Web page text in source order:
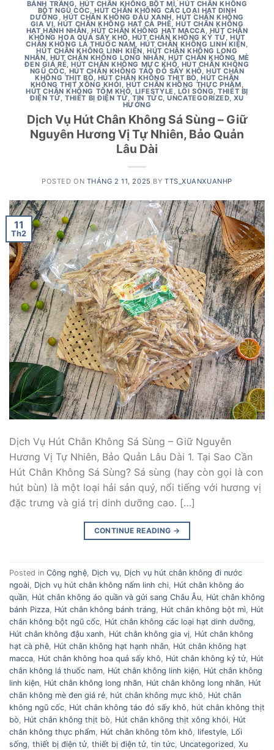
BÁNH TRÁNG, HÚT CHÂN KHÔNG BỘT MÌ,HÚT CHÂN KHÔNG
BỘT NGŨ CỐC,HÚT CHÂN KHÔNG CÁC LOẠI HẠT DINH
DƯỠNG ,HÚT CHÂN KHÔNG ĐẬU XANH,HÚT CHÂN KHÔNG
GIA VỊ,HÚT CHÂN KHÔNG HẠT CÀ PHÊ,HÚT CHÂN KHÔNG
HẠT HẠNH NHÂN,HÚT CHÂN KHÔNG HẠT MACCA, HÚT CHÂN
KHÔNG HOA QUẢ SẤY KHÔ, HÚT CHÂN KHÔNG KỶ TỬ,HÚT
CHÂN KHÔNG LÁ THUỐC NAM, HÚT CHÂN KHÔNG LINH KIỆN,
HÚT CHÂN KHÔNG LINH KIỆN, HÚT CHÂN KHÔNG LONG
NHÃN, HÚT CHÂN KHÔNG LONG NHÃN,HÚT CHÂN KHÔNG MÈ
ĐEN GIÁ RẺ,HÚT CHÂN KHÔNG MỰC KHÔ, HÚT CHÂN KHÔNG
NGŨ CỐC, HÚT CHÂN KHÔNG TÁO ĐỎ SẤY KHÔ, HÚT CHÂN
KHÔNG THỊT BÒ, HÚT CHÂN KHÔNG THỊT BÒ,HÚT CHÂN
KHÔNG THỊT XÔNG KHÓI,HÚT CHÂN KHÔNG THỰC PHẨM,
HÚT CHÂN KHÔNG TÔM KHÔ, LIFESTYLE, LỐI SỐNG,THIẾT BỊ
ĐIỆN TỬ,THIẾT BỊ ĐIỆN TỬ,TIN TỨC,UNCATEGORIZED, XU
HƯỚNG
Dịch Vụ Hút Chân Không Sá Sùng – Giữ
Nguyên Hương Vị Tự Nhiên, Bảo Quản
Lâu Dài
POSTED ON THÁNG 2 11, 2025 BY TTS_XUANXUANHP
11
Th2
Dịch Vụ Hút Chân Không Sá Sùng – Giữ Nguyên
Hương Vị Tự Nhiên, Bảo Quản Lâu Dài 1. Tại Sao Cần
Hút Chân Không Sá Sùng? Sá sùng (hay còn gọi là con
hút bùn) là một loại hải sản quý, nổi tiếng với hương vị
đặc trưng và giá trị dinh dưỡng cao. […]
CONTINUE READING →
Posted in Công nghệ Dịch vụ Dịch vụ hút chân không đi nước
ngoài Dịch vụ hút chân không nấm linh chi Hút chân không áo
quần Hút chân không áo quần và gửi sang Châu Âu Hút chân không
bánh Pizza Hút chân không bánh tráng Hút chân không bột mì
Hút
chân không bột ngũ cốc Hút chân không các loại hạt dinh dưỡng
Hút chân không đậu xanh
Hút chân không gia vị Hút chân không
hạt cà phê Hút chân không hạt hạnh nhân Hút chân không hạt
macca Hút chân không hoa quả sấy khô Hút chân không kỷ tử Hút
chân không lá thuốc nam Hút chân không linh kiện Hút chân không
linh kiện Hút chân không long nhãn Hút chân không long nhãn Hút
chân không mè đen giá rẻ hút chân không mực khô
Hút chân
không ngũ cốc Hút chân không táo đỏ sấy khô
hút chân không thịt
bò
Hút chân không thịt bò Hút chân không thịt xông khói Hút
chân không thực phẩm Hút chân không tôm khô lifestyle Lối
sống thiết bị điện tử thiết bị điện tử tin tức Uncategorized Xu